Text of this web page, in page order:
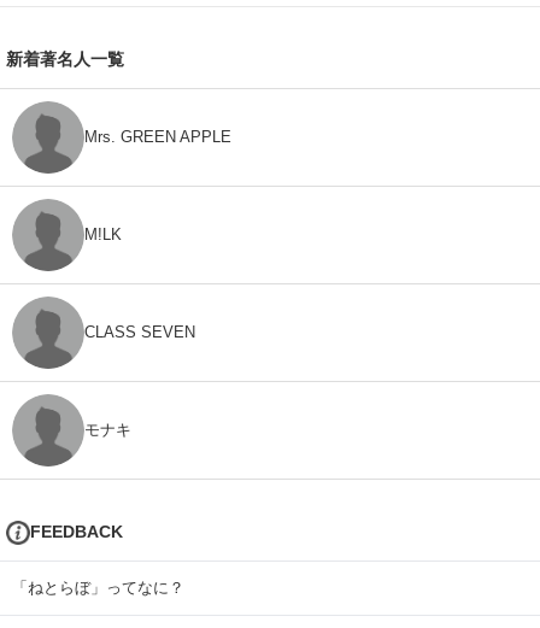
新着著名人一覧
Mrs. GREEN APPLE
M!LK
CLASS SEVEN
モナキ
FEEDBACK
「ねとらぼ」ってなに？